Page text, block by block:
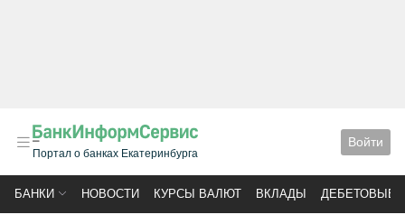
Портал о банках Екатеринбурга
Войти
БАНКИ НОВОСТИ КУРСЫ ВАЛЮТ ВКЛАДЫ ДЕБЕТОВЫЕ